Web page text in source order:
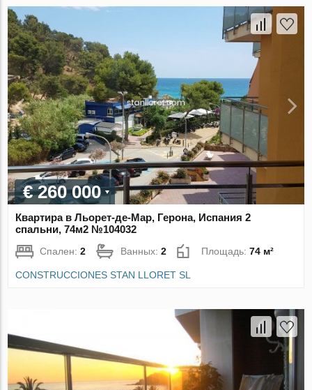
€ 260 000
Квартира в Льорет-де-Мар, Герона, Испания 2
спальни, 74м2 №104032
Спален:2 Ванных:2 Площадь:74 м²
CONSTRUCCIONES STAN LLORET SL